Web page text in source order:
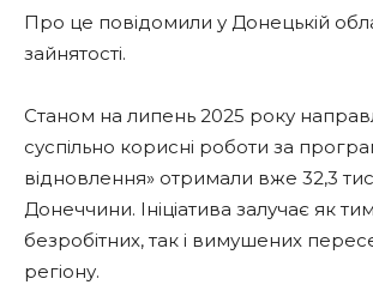
Про це повідомили у Донецькій
зайнятості.
Станом на липень 2025 року
суспільно корисні роботи за
відновлення» отримали вже 32,3
Донеччини. Ініціатива залучає як
безробітних, так і вимушених
регіону.